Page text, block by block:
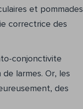
et pommades
correctrice des
conjonctivite
larmes. Or, les
des